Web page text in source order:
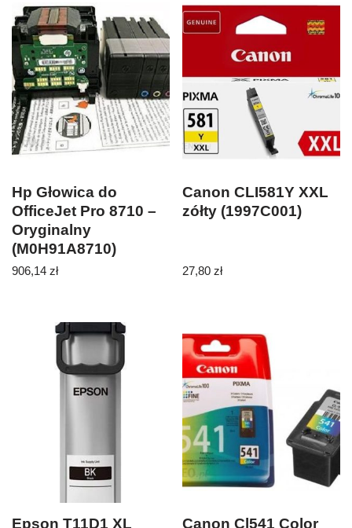
Hp Głowica do
OfficeJet Pro 8710 –
Oryginalny
(M0H91A8710)
906,14 zł
Canon CLI581Y XXL
zółty (1997C001)
27,80zł
Epson T11D1 XL Canon Cl541 Color